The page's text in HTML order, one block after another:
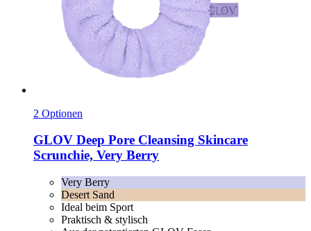
2 Optionen
GLOV Deep Pore Cleansing Skincare
Scrunchie, Very Berry
Very Berry
Desert Sand
Ideal beim Sport
Praktisch & stylisch